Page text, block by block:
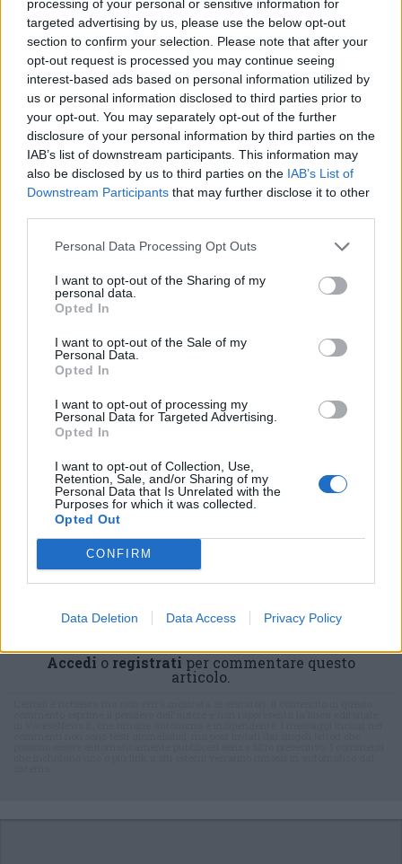
processing of your personal or sensitive information for
targeted advertising by us, please use the below opt-out
section to confirm your selection. Please note that after your
opt-out request is processed you may continue seeing
interest-based ads based on personal information utilized by
us or personal information disclosed to third parties prior to
your opt-out. You may separately opt-out of the further
disclosure of your personal information by third parties on the
IAB’s list of downstream participants. This information may
also be disclosed by us to third parties on the IAB’s List of
Downstream Participants that may further disclose it to other
Personal Data Processing Opt Outs
I want to opt-out of the Sharing of my
personal data.
Opted In
I want to opt-out of the Sale of my
Personal Data.
Opted In
I want to opt-out of processing my
Personal Data for Targeted Advertising.
Opted In
I want to opt-out of Collection, Use,
Retention, Sale, and/or Sharing of my
Personal Data that Is Unrelated with the
Purposes for which it was collected.
Opted Out
CONFIRM
Data Deletion Data Access Privacy Policy
LEGGI GLI ALTRI ARTICOLI DI
VARESE LAGHI
ADV
ADV
Accedi o registrati per commentare questo
articolo.